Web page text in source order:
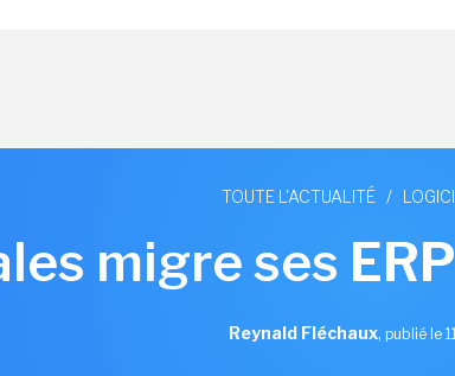
TOUTE L'ACTUALITÉ /
migre ses
Reynald Fléchaux, publié le